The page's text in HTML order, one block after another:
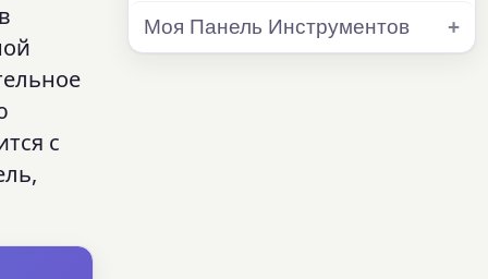
с
Моя Панель Инструментов